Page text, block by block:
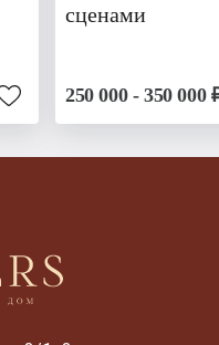
сценами
250 000 - 350 000